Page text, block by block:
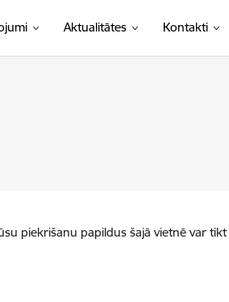
Aktualitātes Kontakti
piekrišanu papildus šajā vietnē var